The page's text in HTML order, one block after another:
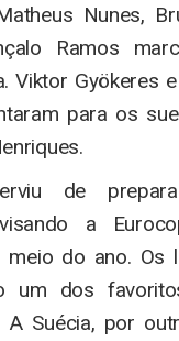
Nunes,
Ramos
Viktor Gyökeres
para os
de
a
meio do ano. Os
um dos
A Suécia, por